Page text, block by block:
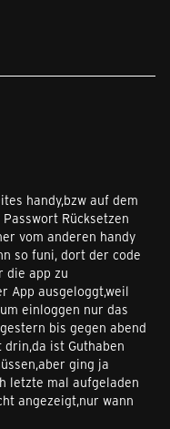
handy,bzw auf dem
Rücksetzen
vom anderen handy
so funi, dort der code
die app zu
App ausgeloggt,weil
einloggen nur das
bis gegen abend
ist Guthaben
ging ja
letzte mal aufgeladen
angezeigt,nur wann